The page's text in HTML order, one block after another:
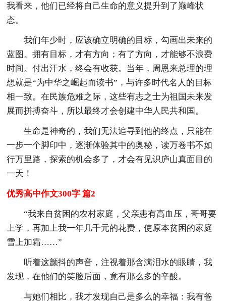
我看来，他们已经将自己生命的意义提升到了巅峰状
态。
我们年少时，应该确立明确的目标，勾画出未来的
蓝图。拥有目标，才有方向；有了方向，才能够不浪费
时间。付出汗水，终会有收获。当年，周恩来总理的理
想就是“为中华之崛起而读书”，与许多时代名人的目标
相一致。在民族危难之际，这些有志之士为祖国未来发
展而拼搏奋斗，所以最终才会创建中华人民共和国。
生命是神奇的，我们无法追寻到他的终点，只能在
一步一个脚印中，逐渐体验其中的奥秘，读万卷书不如
行万里路，探索的机会多了，才会有见识庐山真面目的
一天！
优秀高中作文300字 篇2
“我来自贫困的农村家庭，父亲患有高血压，哥哥要
上学，再加上我一年几千元的花费，使原本贫困的家庭
雪上加霜……”
听着这颤抖的声音，注视着那含满泪水的眼睛，我
发现，在他们的笑脸后面，竟有那么多的辛酸。
与她们相比，我才发现自己是多么的幸福：我有爸